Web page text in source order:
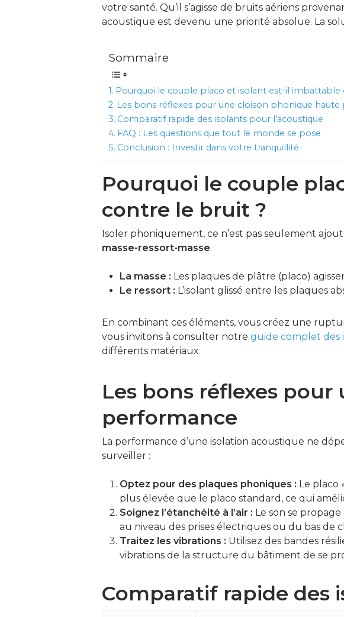
votre santé. Qu’il s’agisse de bruits aériens
acoustique est devenu une priorité absolue. La
Sommaire
Pourquoi le couple placo et isolant est-il imbattable
Les bons réflexes pour une cloison phonique
Comparatif rapide des isolants pour l’acoustique
FAQ : Les questions que tout le monde se pose
Conclusion : Investir dans votre tranquillité
Pourquoi le couple
contre le bruit ?
Isoler phoniquement, ce n’est pas seulement
masse-ressort-masse.
La masse : Les plaques de plâtre (placo)
Le ressort : L’isolant glissé entre les plaques
En combinant ces éléments, vous créez une
vous invitons à consulter notre guide complet des
différents matériaux.
Les bons réflexes
performance
La performance d’une isolation acoustique ne
surveiller :
Optez pour des plaques phoniques : Le placo
plus élevée que le placo standard, ce qui
Soignez l’étanchéité à l’air : Le son se
au niveau des prises électriques ou du bas de
Traitez les vibrations : Utilisez des bandes
vibrations de la structure du bâtiment de se
Comparatif rapide des